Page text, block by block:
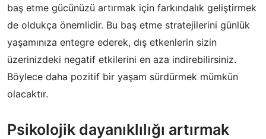
baş etme gücünüzü artırmak için farkındalık geliştirmek
de oldukça önemlidir. Bu baş etme stratejilerini günlük
yaşamınıza entegre ederek, dış etkenlerin sizin
üzerinizdeki negatif etkilerini en aza indirebilirsiniz.
Böylece daha pozitif bir yaşam sürdürmek mümkün
olacaktır.
Psikolojik dayanıklılığı artırmak